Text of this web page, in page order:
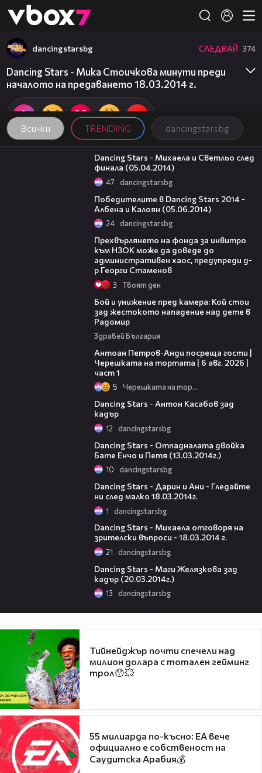
👾
Всички TRENDING dancingstarsbg
dancingstarsbg СЛЕДВАЙ 374
Dancing Stars - Мика Стоичкова минути преди
началото на предаването 18.03.2014 г.
01:21
Dancing Stars - Михаела и Светльо след
финала (05.04.2014)
47 dancingstarsbg
Победителите в Dancing Stars 2014 -
Албена и Калоян (05.06.2014)
24 dancingstarsbg
Прехвърлянето на фонда за инвитро
към НЗОК може да доведе до
административен хаос, предупреди д-
р Георги Стаменов
3 Твоят ден
Бой и унижение пред камера: Кой стои
зад жестокото нападение над дете в
Радомир
Здравей България
Антоан Петров-Анди посреща гости |
Черешката на тортата | 6 авг. 2026 |
част 1
5 Черешката на тортата
Dancing Stars - Антон Касабов зад
кадър
12 dancingstarsbg
Dancing Stars - Отпадналата двойка
Бате Енчо и Петя (13.03.2014г.)
10 dancingstarsbg
Dancing Stars - Дарин и Ани - Гледайте
ни след малко 18.03.2014г.
1 dancingstarsbg
Dancing Stars - Михаела отговоря на
зрителски въпроси - 18.03.2014 г.
21 dancingstarsbg
Dancing Stars - Маги Желязкова зад
кадър (20.03.2014г.)
13 dancingstarsbg
Тийнейджър почти спечели над
милион долара с тотален гейминг
трол😯💥
55 милиарда по-късно: EA вече
официално е собственост на
Саудитска Арабия💰